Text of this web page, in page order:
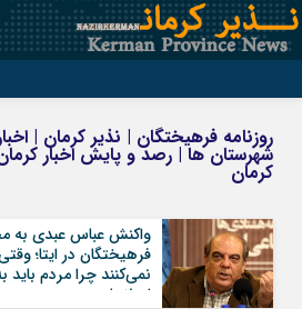
روبیکا
مرا به خاطر بسپار
روزنامه فرهیختگان | نذیر کرمان |
شهرستان ها | رصد و پایش اخبار
کرمان
واکنش عباس عبدی به
فرهیختگان در ایتا؛
نمی‌کنند چرا مردم باید
اصلاحات